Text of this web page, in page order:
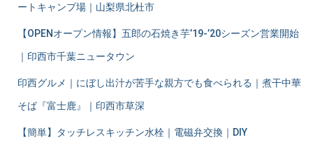
ー
シ
ョ
ン
ートキャンプ場｜山梨県北杜市
【OPENオープン情報】五郎の石焼き芋’19-’20シーズン営業開始
｜印西市千葉ニュータウン
印西グルメ｜にぼし出汁が苦手な親方でも食べられる｜煮干中華
そば『富士鹿』｜印西市草深
【簡単】タッチレスキッチン水栓｜電磁弁交換｜DIY